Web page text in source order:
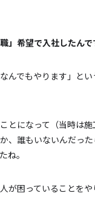
」希望で入社したんで
んでもやります」と
とになって（当時は
、誰もいないんだっ
ね。
が困っていることを